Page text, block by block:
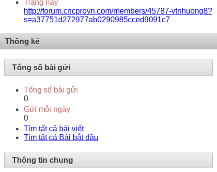
Trang này
http://forum.cncprovn.com/members/45787-vtnhuong8?
s=a37751d272977ab0290985cced9091c7
Thống kê
Tổng số bài gửi
Tổng số bài gửi
0
Gửi mỗi ngày
0
Tìm tất cả bài viết
Tìm tất cả Bài bắt đầu
Thông tin chung